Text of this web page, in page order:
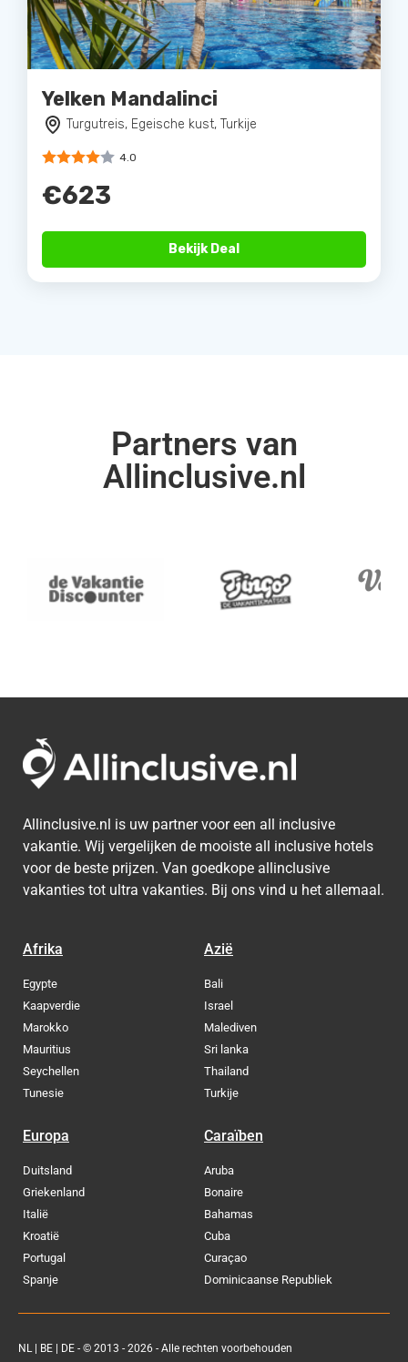
Yelken Mandalinci
Turgutreis, Egeische kust, Turkije
4.0
€623
Bekijk Deal
Partners van
Allinclusive.nl
Allinclusive.nl is uw partner voor een all inclusive
vakantie. Wij vergelijken de mooiste all inclusive hotels
voor de beste prijzen. Van goedkope allinclusive
vakanties tot ultra vakanties. Bij ons vind u het allemaal.
Afrika
Egypte
Kaapverdie
Marokko
Mauritius
Seychellen
Tunesie
Azië
Bali
Israel
Malediven
Sri lanka
Thailand
Turkije
Europa
Duitsland
Griekenland
Italië
Kroatië
Portugal
Spanje
Caraïben
Aruba
Bonaire
Bahamas
Cuba
Curaçao
Dominicaanse Republiek
NL | BE | DE - © 2013 - 2026 - Alle rechten voorbehouden